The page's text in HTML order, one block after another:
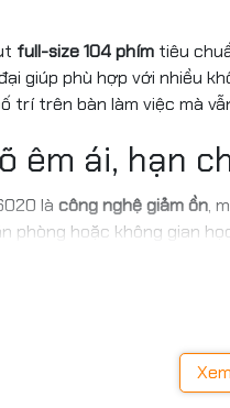
full-size 104 phím tiêu
giúp phù hợp với nhiều
trí trên bàn làm việc mà
êm ái, hạn
là công nghệ giảm ồn,
phòng hoặc không gian
gian dài sử dụng. Nhờ vậy,
Phím
Tương
Giá rẻ,
👉 Nếu
K6020
và
(chống